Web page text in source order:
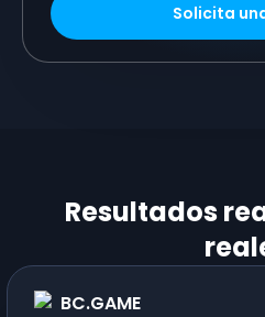
Solicita
Resultados
BC.GAME